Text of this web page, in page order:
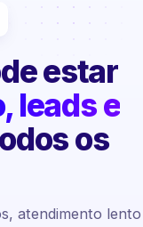
estar
leads e
os
atendimento lento